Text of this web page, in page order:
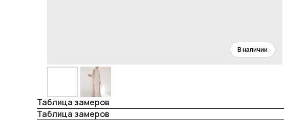
Таблица замеров
Таблица замеров